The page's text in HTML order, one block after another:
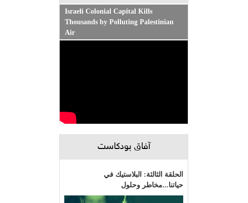
Israeli Colonial Capital Kills
Thousands by Polluting Palestinian
Air
آفاق بودكاست
الحلقة الثالثة: البلاستيك في
حياتنا...مخاطر وحلول